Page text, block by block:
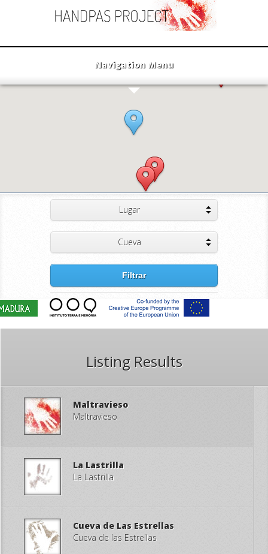
Navigation Menu
Lugar
Cueva
Filtrar
Listing Results
Maltravieso
Maltravieso
La Lastrilla
La Lastrilla
Cueva de Las Estrellas
Cueva de las Estrellas